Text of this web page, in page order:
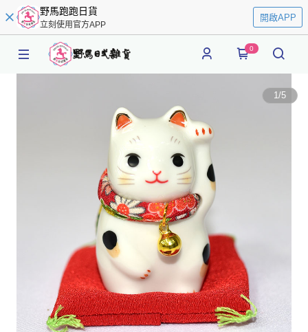
野馬跑跑日貨
立刻使用官方APP
開啟APP
0
1/5